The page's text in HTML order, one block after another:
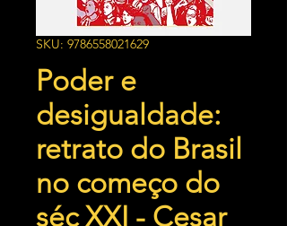
SKU: 9786558021629
Poder e
desigualdade:
retrato do Brasil
no começo do
séc XXI - Cesar